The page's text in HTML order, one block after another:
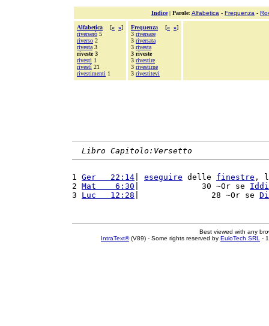
Indice| Parole: Alfabetica - Frequenza -
Alfabetica [« »]
riverserò 5
riverso 2
rivesta 3
riveste 3
rivesti 1
rivestì 21
rivestimenti 1
Frequenza [« »]
3 riversare
3 riversata
3 rivesta
3 riveste
3 rivestire
3 rivestirne
3 rivestitevi
Libro Capitolo:Versetto
1 Ger   22:14 eseguire delle finestre ,
2 Mat    6:30 |             30 ~Or se
3 Luc   12:28 |               28 ~Or se
Best viewed with any
IntraText®(V89) - Some rights reserved by EuloTech SRL -